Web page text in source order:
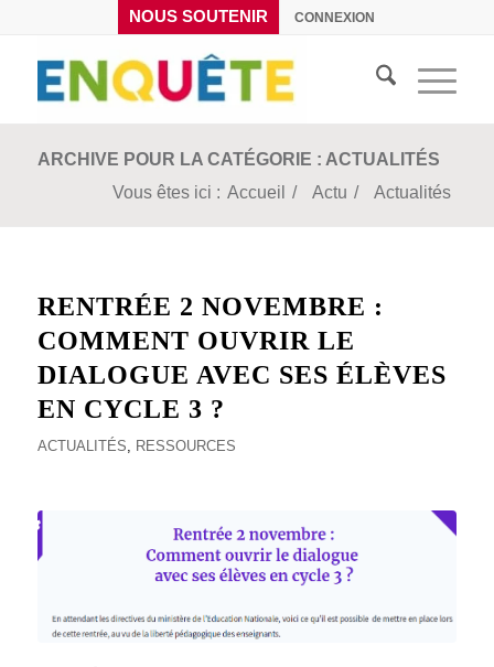
NOUS SOUTENIR CONNEXION
ARCHIVE POUR LA CATÉGORIE : ACTUALITÉS
Vous êtes ici : Accueil / Actu / Actualités
RENTRÉE 2 NOVEMBRE :
COMMENT OUVRIR LE
DIALOGUE AVEC SES ÉLÈVES
EN CYCLE 3 ?
ACTUALITÉS, RESSOURCES